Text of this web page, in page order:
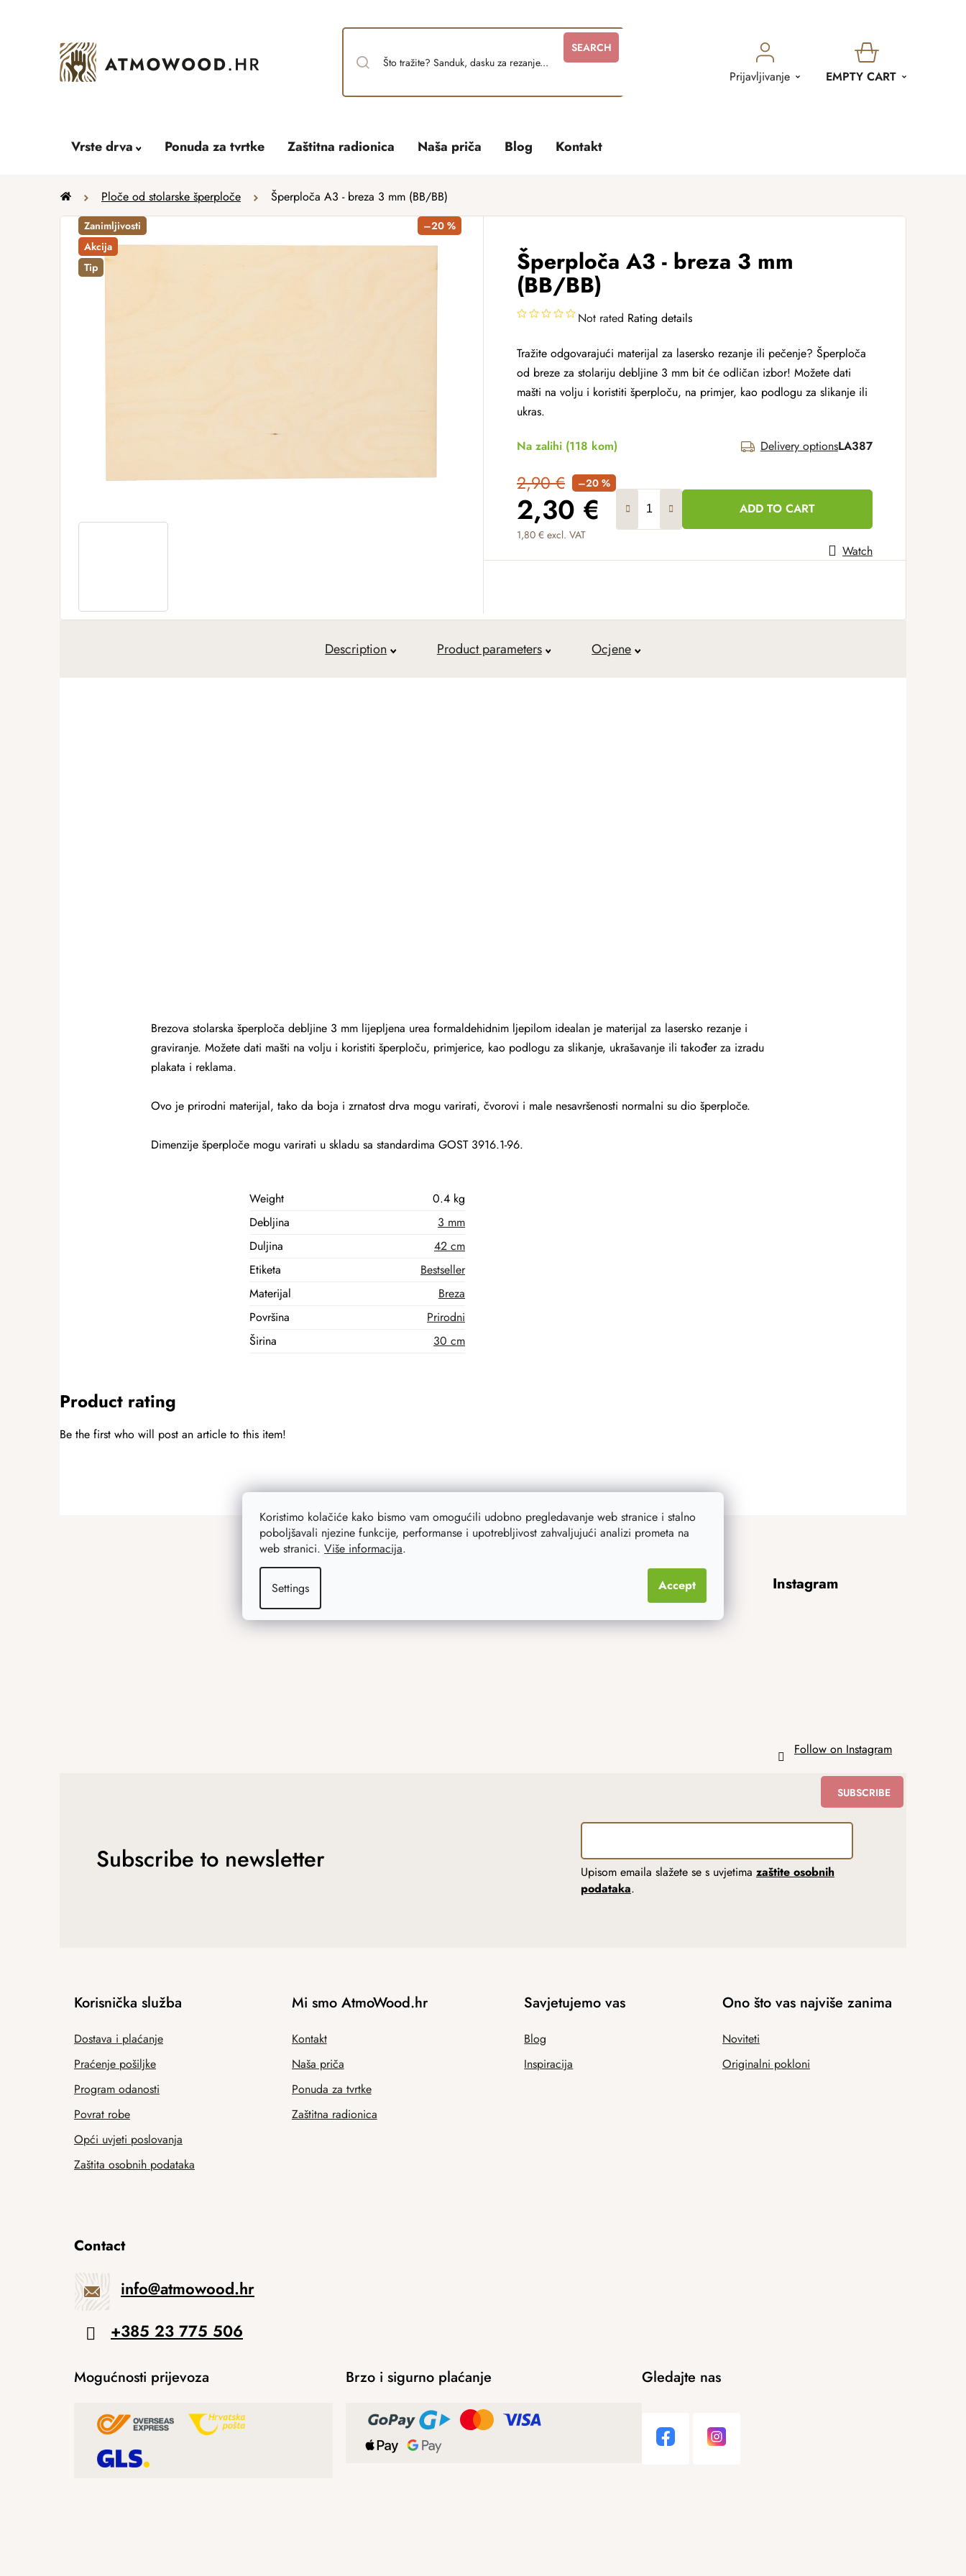
Koristimo kolačiće kako bismo vam omogućili udobno pregledavanje web stranice i stalno
poboljšavali njezine funkcije, performanse i upotrebljivost zahvaljujući analizi prometa na
web stranici. Više informacija.
Settings Accept
SEARCH
Prijavljivanje
SHOPPING
EMPTY CART
Vrste drva Ponuda za tvrtke Zaštitna radionica Naša priča Blog Kontakt
Home Ploče od stolarske šperploče Šperploča A3 - breza 3 mm (BB/BB)
Šperploča A3 - breza 3 mm
(BB/BB)
Not rated Rating details
Tražite odgovarajući materijal za lasersko rezanje ili pečenje? Šperploča
od breze za stolariju debljine 3 mm bit će odličan izbor! Možete dati
mašti na volju i koristiti šperploču, na primjer, kao podlogu za slikanje ili
ukras.
Na zalihi (118 kom) Delivery optionsLA387
2,90 € –20 %
2,30 €
1,80 € excl. VAT
Measure price:
ADD TO CART
Watch
Zanimljivosti
Akcija
Tip
–20 %
Description Product parameters Ocjene
Brezova stolarska šperploča debljine 3 mm lijepljena urea formaldehidnim ljepilom idealan je materijal za lasersko rezanje i
graviranje. Možete dati mašti na volju i koristiti šperploču, primjerice, kao podlogu za slikanje, ukrašavanje ili također za izradu
plakata i reklama.
Ovo je prirodni materijal, tako da boja i zrnatost drva mogu varirati, čvorovi i male nesavršenosti normalni su dio šperploče.
Dimenzije šperploče mogu varirati u skladu sa standardima GOST 3916.1-96.
Weight
0.4 kg
Debljina
3 mm
Duljina
42 cm
Etiketa
Bestseller
Materijal
Breza
Površina
Prirodni
Širina
30 cm
Product rating
Be the first who will post an article to this item!
Instagram
Follow on Instagram
Subscribe to newsletter Upisom emaila slažete se s uvjetima zaštite osobnih
podataka.
SUBSCRIBE
Korisnička služba
Dostava i plaćanje
Praćenje pošiljke
Program odanosti
Povrat robe
Opći uvjeti poslovanja
Zaštita osobnih podataka
Mi smo AtmoWood.hr
Kontakt
Naša priča
Ponuda za tvrtke
Zaštitna radionica
Savjetujemo vas
Blog
Inspiracija
Ono što vas najviše zanima
Noviteti
Originalni pokloni
Contact
info@atmowood.hr
+385 23 775 506
Mogućnosti prijevoza Brzo i sigurno plaćanje Gledajte nas